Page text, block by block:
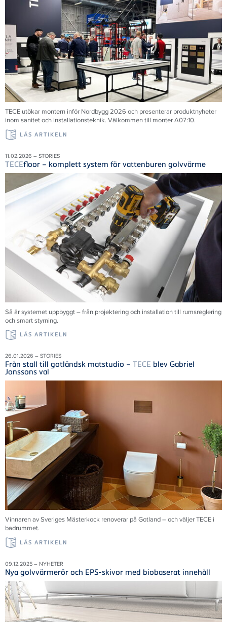
TECE utökar montern inför Nordbygg 2026 och presenterar produktnyheter
inom sanitet och installationsteknik. Välkommen till monter A07:10.
LÄS ARTIKELN
11.02.2026 – STORIES
TECEfloor – komplett system för vattenburen golvvärme
Så är systemet uppbyggt – från projektering och installation till rumsreglering
och smart styrning.
LÄS ARTIKELN
26.01.2026 – STORIES
Från stall till gotländsk matstudio – TECE blev Gabriel
Jonssons val
Vinnaren av Sveriges Mästerkock renoverar på Gotland – och väljer TECE i
badrummet.
LÄS ARTIKELN
09.12.2025 – NYHETER
Nya golvvärmerör och EPS-skivor med biobaserat innehåll